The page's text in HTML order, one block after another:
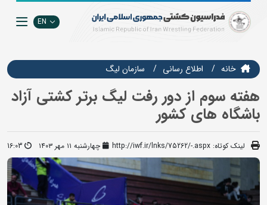
EN
خانه اطلاع رسانی سازمان ليگ
هفته سوم از دور رفت لیگ برتر کشتی آزاد
باشگاه های کشور
لینک کوتاه: http://iwf.ir/lnks/75262/-.aspx چهارشنبه ۱۱ مهر ۱۴۰۳ 16:03